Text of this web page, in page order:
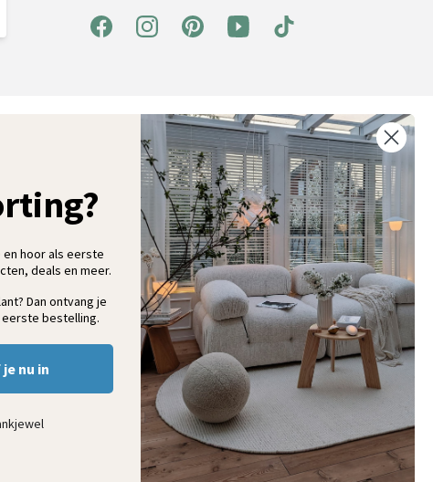
Ontvang 5% korting op je eerste bestelling
Schrijf je in voor onze nieuwsbrief en ontvang als eerste nieuwe
wooninspiratie, collecties en aanbiedingen
Aanmelden
hoor als eerste
deals en meer.
Dan ontvang je
bestelling.
nu in